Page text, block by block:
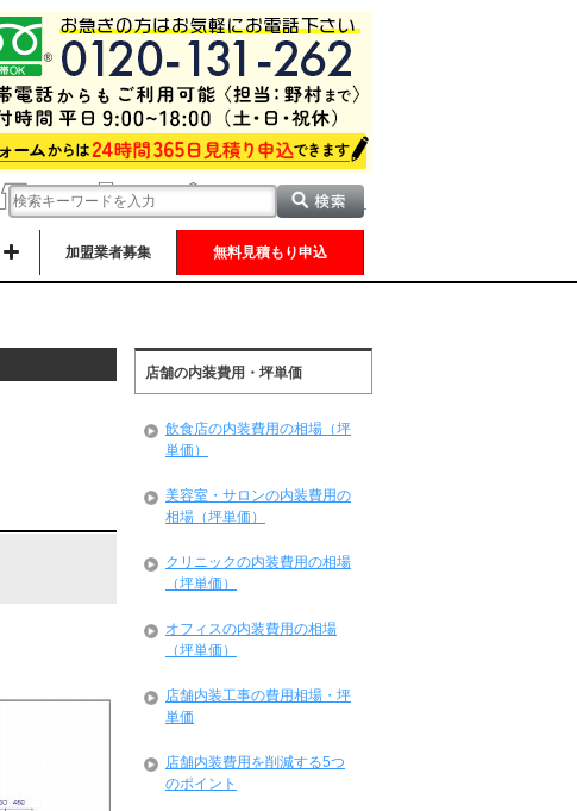
加盟業者募集 無料見積もり申込
店舗の内装費用・坪単価
飲食店の内装費用の相場（坪
単価）
美容室・サロンの内装費用の
相場（坪単価）
クリニックの内装費用の相場
（坪単価）
オフィスの内装費用の相場
（坪単価）
店舗内装工事の費用相場・坪
単価
店舗内装費用を削減する5つ
のポイント